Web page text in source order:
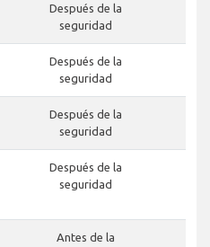
Después de la
seguridad
Después de la
seguridad
Después de la
seguridad
Después de la
seguridad
Antes de la